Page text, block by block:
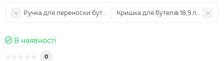
Ручка для переноски бутелів Віапласт 5-19 л синій (0014)
Кришка для бутелів 18,9 л, ПЕТ з
В наявностi
0